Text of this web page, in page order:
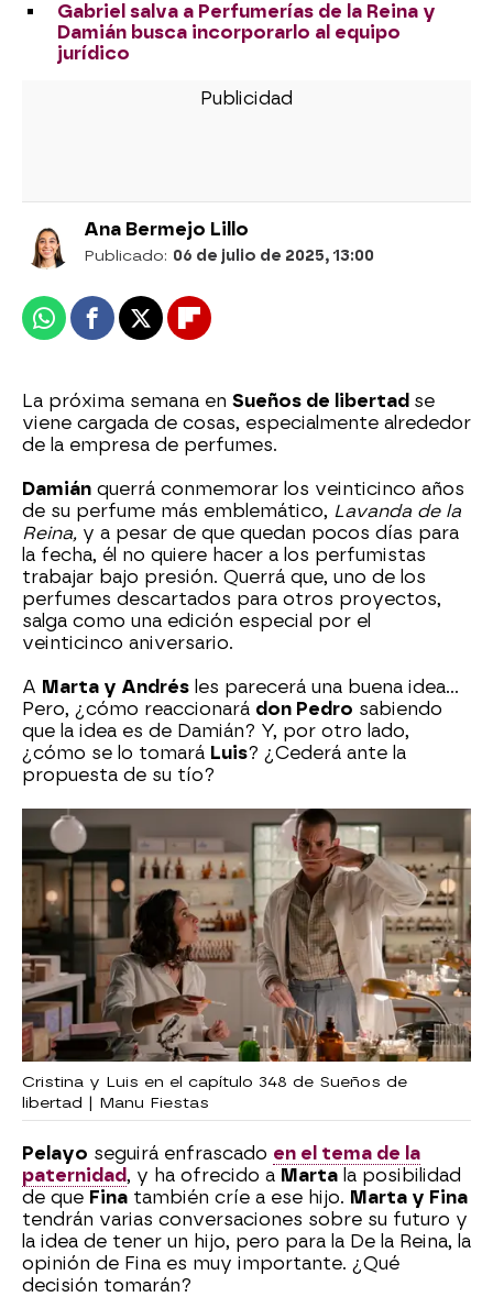
Gabriel salva a Perfumerías de la Reina y
Damián busca incorporarlo al equipo
jurídico
Ana Bermejo Lillo
Publicado: 06 de julio de 2025, 13:00
WhatsappFacebook
X Flipboard
La próxima semana en Sueños de libertad se
viene cargada de cosas, especialmente alrededor
de la empresa de perfumes.
Damián querrá conmemorar los veinticinco años
de su perfume más emblemático, Lavanda de la
Reina, y a pesar de que quedan pocos días para
la fecha, él no quiere hacer a los perfumistas
trabajar bajo presión. Querrá que, uno de los
perfumes descartados para otros proyectos,
salga como una edición especial por el
veinticinco aniversario.
A Marta y Andrés les parecerá una buena idea...
Pero, ¿cómo reaccionará don Pedro sabiendo
que la idea es de Damián? Y, por otro lado,
¿cómo se lo tomará Luis? ¿Cederá ante la
propuesta de su tío?
Cristina y Luis en el capítulo 348 de Sueños de
libertad | Manu Fiestas
Pelayo seguirá enfrascado en el tema de la
paternidad, y ha ofrecido a Marta la posibilidad
de que Fina también críe a ese hijo. Marta y Fina
tendrán varias conversaciones sobre su futuro y
la idea de tener un hijo, pero para la De la Reina, la
opinión de Fina es muy importante. ¿Qué
decisión tomarán?